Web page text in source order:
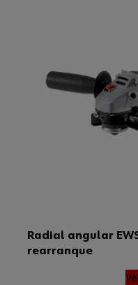
Radial angular
rearranque